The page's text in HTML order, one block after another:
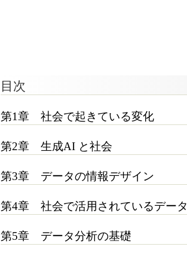
目次
第1章 社会で起きている変化
第2章 生成AI と社会
第3章 データの情報デザイン
第4章 社会で活用されているデータ
第5章 データ分析の基礎